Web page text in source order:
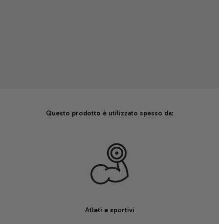
Questo prodotto è utilizzato spesso da:
Atleti e sportivi